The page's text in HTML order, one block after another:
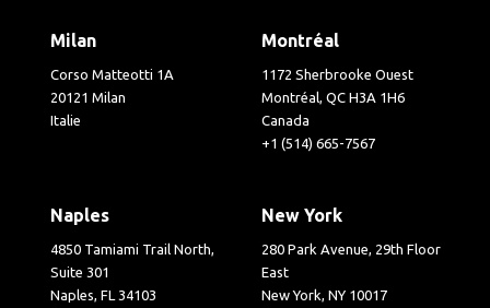
Milan
Corso Matteotti 1A
20121 Milan
Italie
Montréal
1172 Sherbrooke Ouest
Montréal, QC H3A 1H6
Canada
+1 (514) 665-7567
Naples
4850 Tamiami Trail North,
Suite 301
Naples, FL 34103
New York
280 Park Avenue, 29th Floor
East
New York, NY 10017